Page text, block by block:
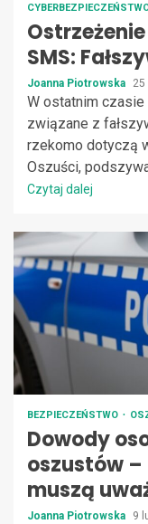
SMS:
Joanna Piotrowska 25
W ostatnim czasie
związane z
rzekomo dotyczą
Oszuści,
Czytaj dalej
BEZPIECZEŃSTWO
Dowody
oszustów
muszą
Joanna Piotrowska 9